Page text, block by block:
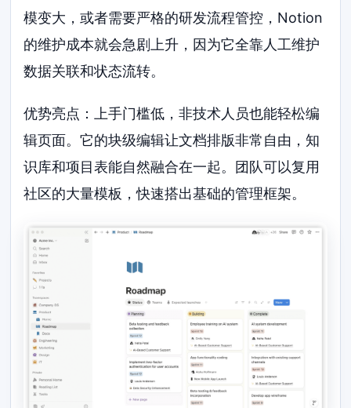
模变大，或者需要严格的研发流程管控，Notion
的维护成本就会急剧上升，因为它全靠人工维护
数据关联和状态流转。
优势亮点：上手门槛低，非技术人员也能轻松编
辑页面。它的块级编辑让文档排版非常自由，知
识库和项目表能自然融合在一起。团队可以复用
社区的大量模板，快速搭出基础的管理框架。